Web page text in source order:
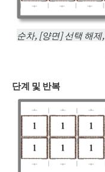
순차, [양면] 선택 해
단계 및 반복